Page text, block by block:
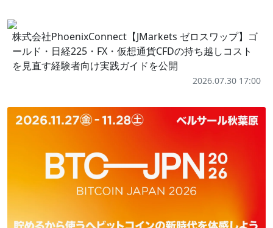
株式会社PhoenixConnect【JMarkets ゼロスワップ】ゴ
ールド・日経225・FX・仮想通貨CFDの持ち越しコスト
を見直す経験者向け実践ガイドを公開
2026.07.30 17:00